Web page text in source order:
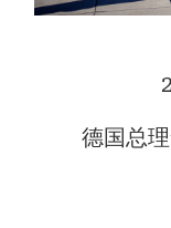
德国总